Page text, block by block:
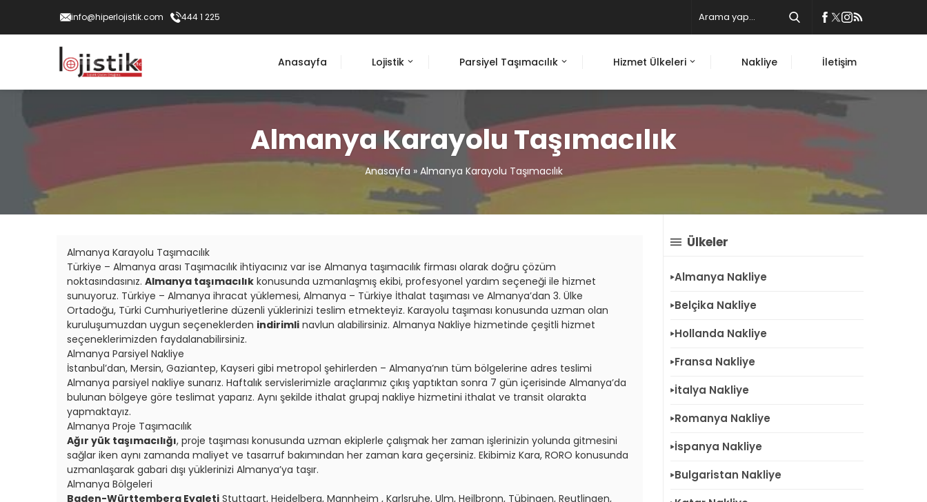
info@hiperlojistik.com 444 1 225
Anasayfa Lojistik Parsiyel Taşımacılık Hizmet Ülkeleri Nakliye İletişim
Almanya Karayolu Taşımacılık
Anasayfa » Almanya Karayolu Taşımacılık
Almanya Karayolu Taşımacılık
Türkiye – Almanya arası Taşımacılık ihtiyacınız var ise Almanya taşımacılık firması olarak doğru çözüm
noktasındasınız. Almanya taşımacılık konusunda uzmanlaşmış ekibi, profesyonel yardım seçeneği ile hizmet
sunuyoruz. Türkiye – Almanya ihracat yüklemesi, Almanya – Türkiye İthalat taşıması ve Almanya’dan 3. Ülke
Ortadoğu, Türki Cumhuriyetlerine düzenli yüklerinizi teslim etmekteyiz. Karayolu taşıması konusunda uzman olan
kuruluşumuzdan uygun seçeneklerden indirimli navlun alabilirsiniz. Almanya Nakliye hizmetinde çeşitli hizmet
seçeneklerimizden faydalanabilirsiniz.
Almanya Parsiyel Nakliye
İstanbul’dan, Mersin, Gaziantep, Kayseri gibi metropol şehirlerden – Almanya’nın tüm bölgelerine adres teslimi
Almanya parsiyel nakliye sunarız. Haftalık servislerimizle araçlarımız çıkış yaptıktan sonra 7 gün içerisinde Almanya’da
bulunan bölgeye göre teslimat yaparız. Aynı şekilde ithalat grupaj nakliye hizmetini ithalat ve transit olarakta
yapmaktayız.
Almanya Proje Taşımacılık
Ağır yük taşımacılığı, proje taşıması konusunda uzman ekiplerle çalışmak her zaman işlerinizin yolunda gitmesini
sağlar iken aynı zamanda maliyet ve tasarruf bakımından her zaman kara geçersiniz. Ekibimiz Kara, RORO konusunda
uzmanlaşarak gabari dışı yüklerinizi Almanya’ya taşır.
Almanya Bölgeleri
Baden-Württemberg Eyaleti Stuttgart, Heidelberg, Mannheim , Karlsruhe, Ulm, Heilbronn, Tübingen, Reutlingen,
Ülkeler
Almanya Nakliye
Belçika Nakliye
Hollanda Nakliye
Fransa Nakliye
İtalya Nakliye
Romanya Nakliye
İspanya Nakliye
Bulgaristan Nakliye